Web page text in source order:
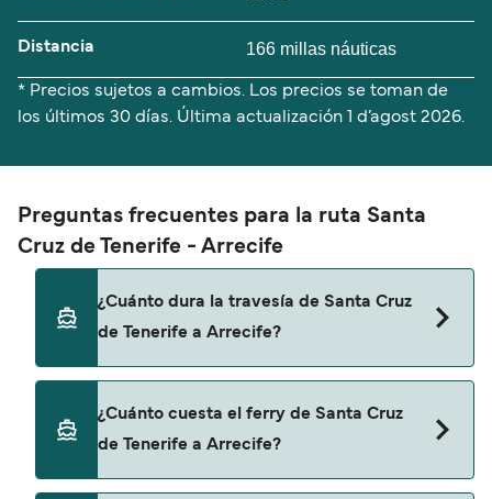
Distancia 166 millas náuticas
* Precios sujetos a cambios. Los precios se toman de
los últimos 30 días. Última actualización
1 d’agost 2026.
Preguntas frecuentes para la ruta Santa
Cruz de Tenerife - Arrecife
¿Cuánto dura la travesía de Santa Cruz
de Tenerife a Arrecife?
Tenerife a Arrecife es de aproximadamente 10
puede variar de una temporada a otra, por lo que
¿Cuánto cuesta el ferry de Santa Cruz
de Tenerife a Arrecife?